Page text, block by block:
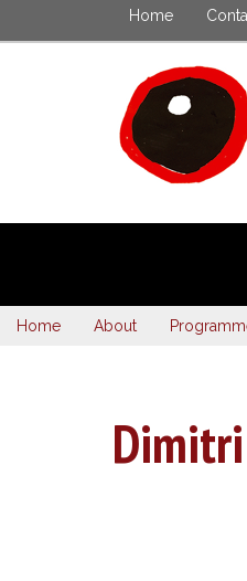
to
Home
Home About